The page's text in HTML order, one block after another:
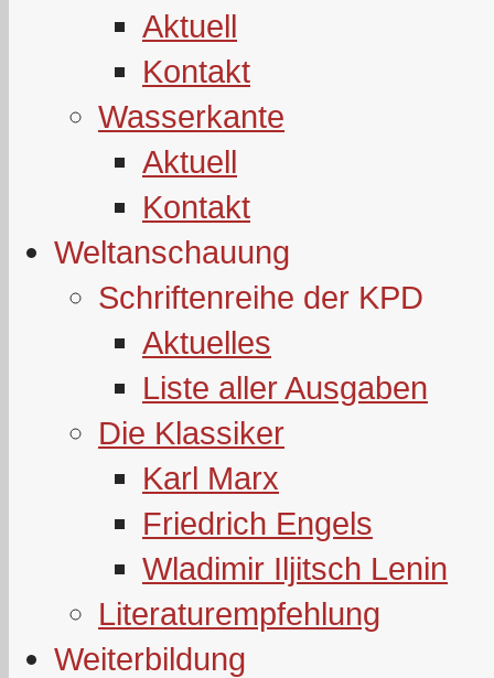
Aktuell
Kontakt
Wasserkante
Aktuell
Kontakt
Weltanschauung
Schriftenreihe der KPD
Aktuelles
Liste aller Ausgaben
Die Klassiker
Karl Marx
Friedrich Engels
Wladimir Iljitsch Lenin
Literaturempfehlung
Weiterbildung